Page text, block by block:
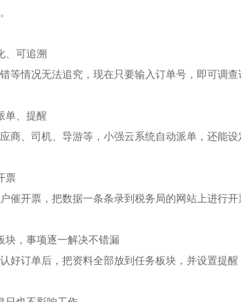
、可追溯
等情况无法追究，现在只要输入订单号，即可调
单、提醒
商、司机、导游等，小强云系统自动派单，还能
票
催开票，把数据一条条录到税务局的网站上进行
块，事项逐一解决不错漏
好订单后，把资料全部放到任务板块，并设置提